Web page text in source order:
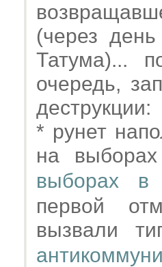
(через
Татума)...
очередь,
деструкции:
* рунет
на
выборах в
первой
вызвали